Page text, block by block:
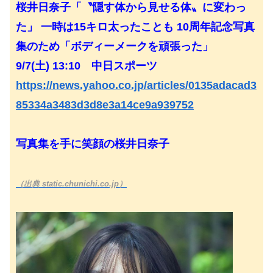
桜井日奈子「〝隠す体から見せる体〟に変わっ
た」 一時は15キロ太ったことも 10周年記念写真
集のため「ボディーメークを頑張った」
9/7(土) 13:10 中日スポーツ
https://news.yahoo.co.jp/articles/0135adacad3
85334a3483d3d8e3a14ce9a939752
写真集を手に笑顔の桜井日奈子
（出典 static.chunichi.co.jp）